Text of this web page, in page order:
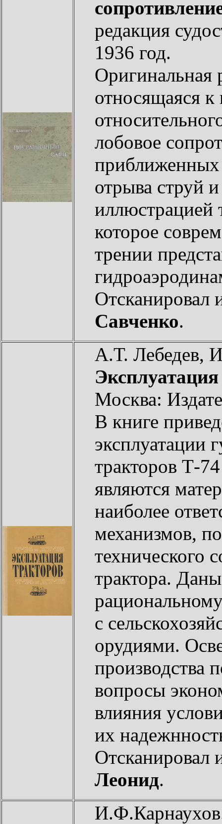
редакция
1936 год.
Оригинальная
относящаяся
лобовое
приближенных
отрыва струй
иллюстрацией
которое
трении
Отсканировал
Савченко.
А.Т. Лебедев,
Москва:
В книге
эксплуатации
тракторов Т-
являются
наиболее
механизмов,
технического
трактора.
с
орудиями.
производства
вопросы
влияния
их
Отсканировал
Леонид.